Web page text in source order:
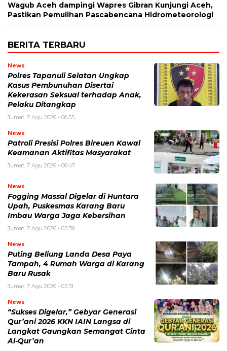
Wagub Aceh dampingi Wapres Gibran Kunjungi Aceh,
Pastikan Pemulihan Pascabencana Hidrometeorologi
BERITA TERBARU
News
Polres Tapanuli Selatan Ungkap
Kasus Pembunuhan Disertai
Kekerasan Seksual terhadap Anak,
Pelaku Ditangkap
Jumat, 7 Agu 2026 - 06:55
News
Patroli Presisi Polres Bireuen Kawal
Keamanan Aktifitas Masyarakat
Jumat, 7 Agu 2026 - 06:47
News
Fogging Massal Digelar di Huntara
Upah, Puskesmas Karang Baru
Imbau Warga Jaga Kebersihan
Jumat, 7 Agu 2026 - 05:39
News
Puting Beliung Landa Desa Paya
Tampah, 4 Rumah Warga di Karang
Baru Rusak
Jumat, 7 Agu 2026 - 05:31
News
“Sukses Digelar,” Gebyar Generasi
Qur’ani 2026 KKN IAIN Langsa di
Langkat Gaungkan Semangat Cinta
Al-Qur’an